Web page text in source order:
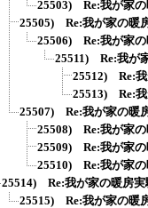
25503) Re:我が家の
25505) Re:我が家の暖
25506) Re:我が家の
25511) Re:我が
25512) Re:我
25513) Re:我
25507) Re:我が家の暖
25508) Re:我が家の
25509) Re:我が家の
25510) Re:我が家の
25514) Re:我が家の暖房実
25515) Re:我が家の暖